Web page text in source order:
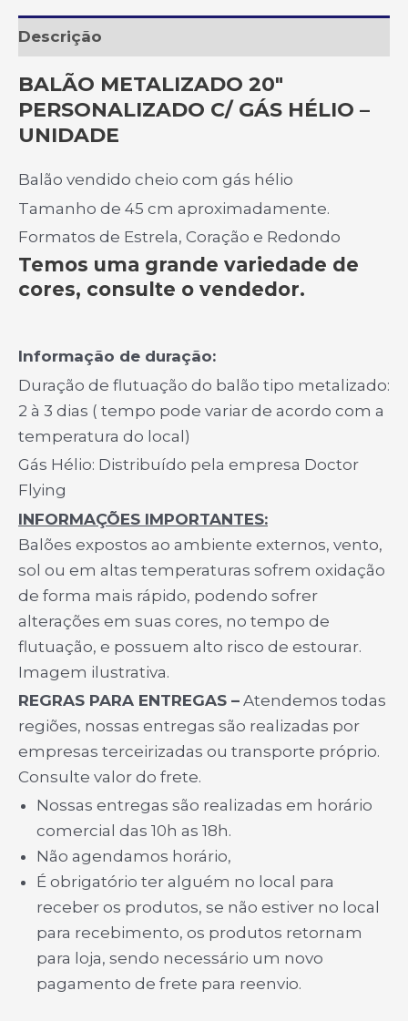
Descrição
BALÃO METALIZADO 20″
PERSONALIZADO C/ GÁS HÉLIO –
UNIDADE
Balão vendido cheio com gás hélio
Tamanho de 45 cm aproximadamente.
Formatos de Estrela, Coração e Redondo
Temos uma grande variedade de
cores, consulte o vendedor.
Informação de duração:
Duração de flutuação do balão tipo metalizado:
2 à 3 dias ( tempo pode variar de acordo com a
temperatura do local)
Gás Hélio: Distribuído pela empresa Doctor
Flying
INFORMAÇÕES IMPORTANTES:
Balões expostos ao ambiente externos, vento,
sol ou em altas temperaturas sofrem oxidação
de forma mais rápido, podendo sofrer
alterações em suas cores, no tempo de
flutuação, e possuem alto risco de estourar.
Imagem ilustrativa.
REGRAS PARA ENTREGAS – Atendemos todas
regiões, nossas entregas são realizadas por
empresas terceirizadas ou transporte próprio.
Consulte valor do frete.
Nossas entregas são realizadas em horário
comercial das 10h as 18h.
Não agendamos horário,
É obrigatório ter alguém no local para
receber os produtos, se não estiver no local
para recebimento, os produtos retornam
para loja, sendo necessário um novo
pagamento de frete para reenvio.